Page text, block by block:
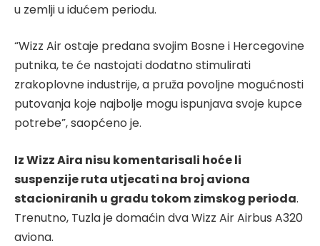
u zemlji u idućem periodu.
“Wizz Air ostaje predana svojim Bosne i Hercegovine
putnika, te će nastojati dodatno stimulirati
zrakoplovne industrije, a pruža povoljne mogućnosti
putovanja koje najbolje mogu ispunjava svoje kupce
potrebe”, saopćeno je.
Iz Wizz Aira nisu komentarisali hoće li
suspenzije ruta utjecati na broj aviona
stacioniranih u gradu tokom zimskog perioda.
Trenutno, Tuzla je domaćin dva Wizz Air Airbus A320
aviona.